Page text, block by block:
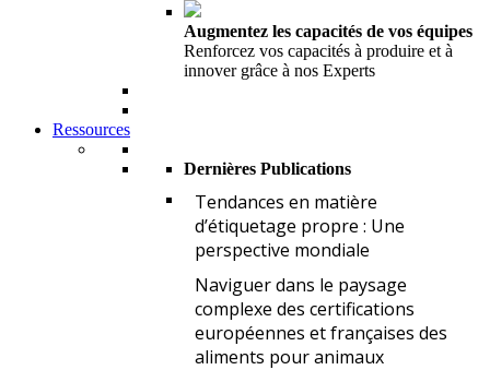
Augmentez les capacités de vos équipes
Renforcez vos capacités à produire et à
innover grâce à nos Experts
Ressources
Dernières Publications
Tendances en matière
d’étiquetage propre : Une
perspective mondiale
Naviguer dans le paysage
complexe des certifications
européennes et françaises des
aliments pour animaux